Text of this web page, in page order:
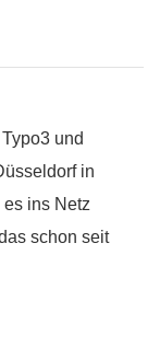
und
in
es ins Netz
schon seit